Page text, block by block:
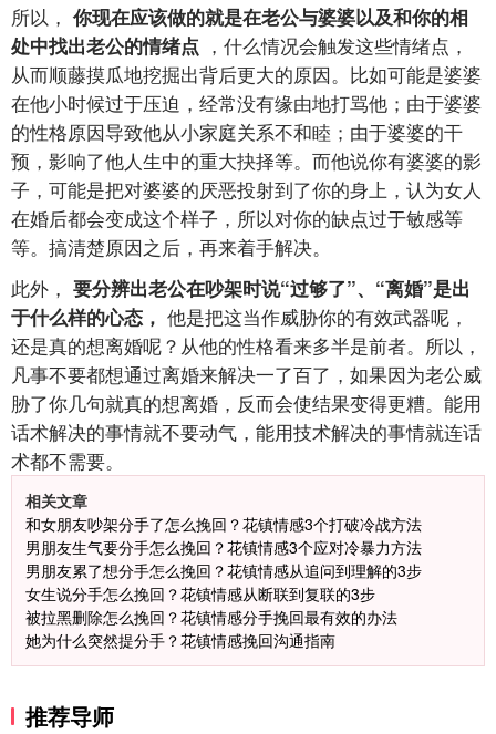
所以，你现在应该做的就是在老公与婆婆以及和你的相
处中找出老公的情绪点 ，什么情况会触发这些情绪点，
从而顺藤摸瓜地挖掘出背后更大的原因。比如可能是婆婆
在他小时候过于压迫，经常没有缘由地打骂他；由于婆婆
的性格原因导致他从小家庭关系不和睦；由于婆婆的干
预，影响了他人生中的重大抉择等。而他说你有婆婆的影
子，可能是把对婆婆的厌恶投射到了你的身上，认为女人
在婚后都会变成这个样子，所以对你的缺点过于敏感等
等。搞清楚原因之后，再来着手解决。
此外， 要分辨出老公在吵架时说“过够了”、“离婚”是出
于什么样的心态， 他是把这当作威胁你的有效武器呢，
还是真的想离婚呢？从他的性格看来多半是前者。所以，
凡事不要都想通过离婚来解决一了百了，如果因为老公威
胁了你几句就真的想离婚，反而会使结果变得更糟。能用
话术解决的事情就不要动气，能用技术解决的事情就连话
术都不需要。
相关文章
和女朋友吵架分手了怎么挽回？花镇情感3个打破冷战方法
男朋友生气要分手怎么挽回？花镇情感3个应对冷暴力方法
男朋友累了想分手怎么挽回？花镇情感从追问到理解的3步
女生说分手怎么挽回？花镇情感从断联到复联的3步
被拉黑删除怎么挽回？花镇情感分手挽回最有效的办法
她为什么突然提分手？花镇情感挽回沟通指南
推荐导师